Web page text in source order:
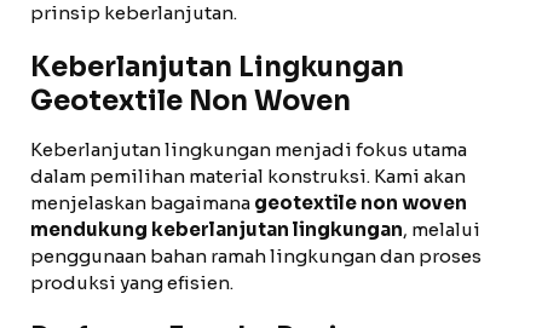
prinsip keberlanjutan.
Keberlanjutan Lingkungan
Geotextile Non Woven
Keberlanjutan lingkungan menjadi fokus utama
dalam pemilihan material konstruksi. Kami akan
menjelaskan bagaimana geotextile non woven
mendukung keberlanjutan lingkungan, melalui
penggunaan bahan ramah lingkungan dan proses
produksi yang efisien.